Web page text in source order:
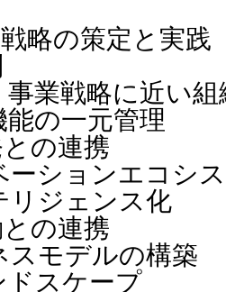
略の策定と実践
戦略に近い組
の一元管理
の連携
ョンエコシス
ジェンス化
の連携
モデルの構築
スケープ